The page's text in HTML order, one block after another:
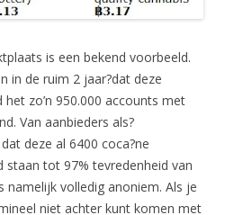
is een bekend voorbeeld.
in de ruim 2 jaar?dat deze
zo’n 950.000 accounts met
Van aanbieders als?
deze al 6400 coca?ne
staan tot 97% tevredenheid van
namelijk volledig anoniem. Als je
niet achter kunt komen met